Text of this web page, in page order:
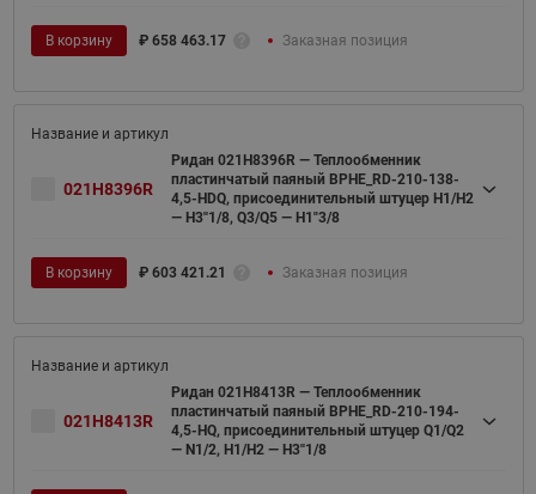
В корзину ₽ 658 463.17 Заказная позиция
021H8396R
Ридан 021H8396R — Теплообменник
пластинчатый паяный BPHE_RD-210-138-
4,5-HDQ, присоединительный штуцер H1/H2
— H3''1/8, Q3/Q5 — H1"3/8
В корзину ₽ 603 421.21 Заказная позиция
021H8413R
Ридан 021H8413R — Теплообменник
пластинчатый паяный BPHE_RD-210-194-
4,5-HQ, присоединительный штуцер Q1/Q2
— N1/2, H1/H2 — H3''1/8